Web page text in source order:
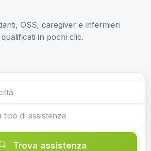
OSS, caregiver e infermieri
qualificati in pochi clic.
Trova assistenza